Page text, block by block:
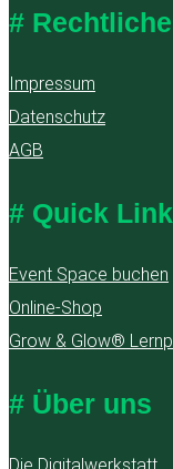
#
Impressum
Datenschutz
AGB
# Quick
Event Space buchen
Online-Shop
Grow & Glow®
# Über uns